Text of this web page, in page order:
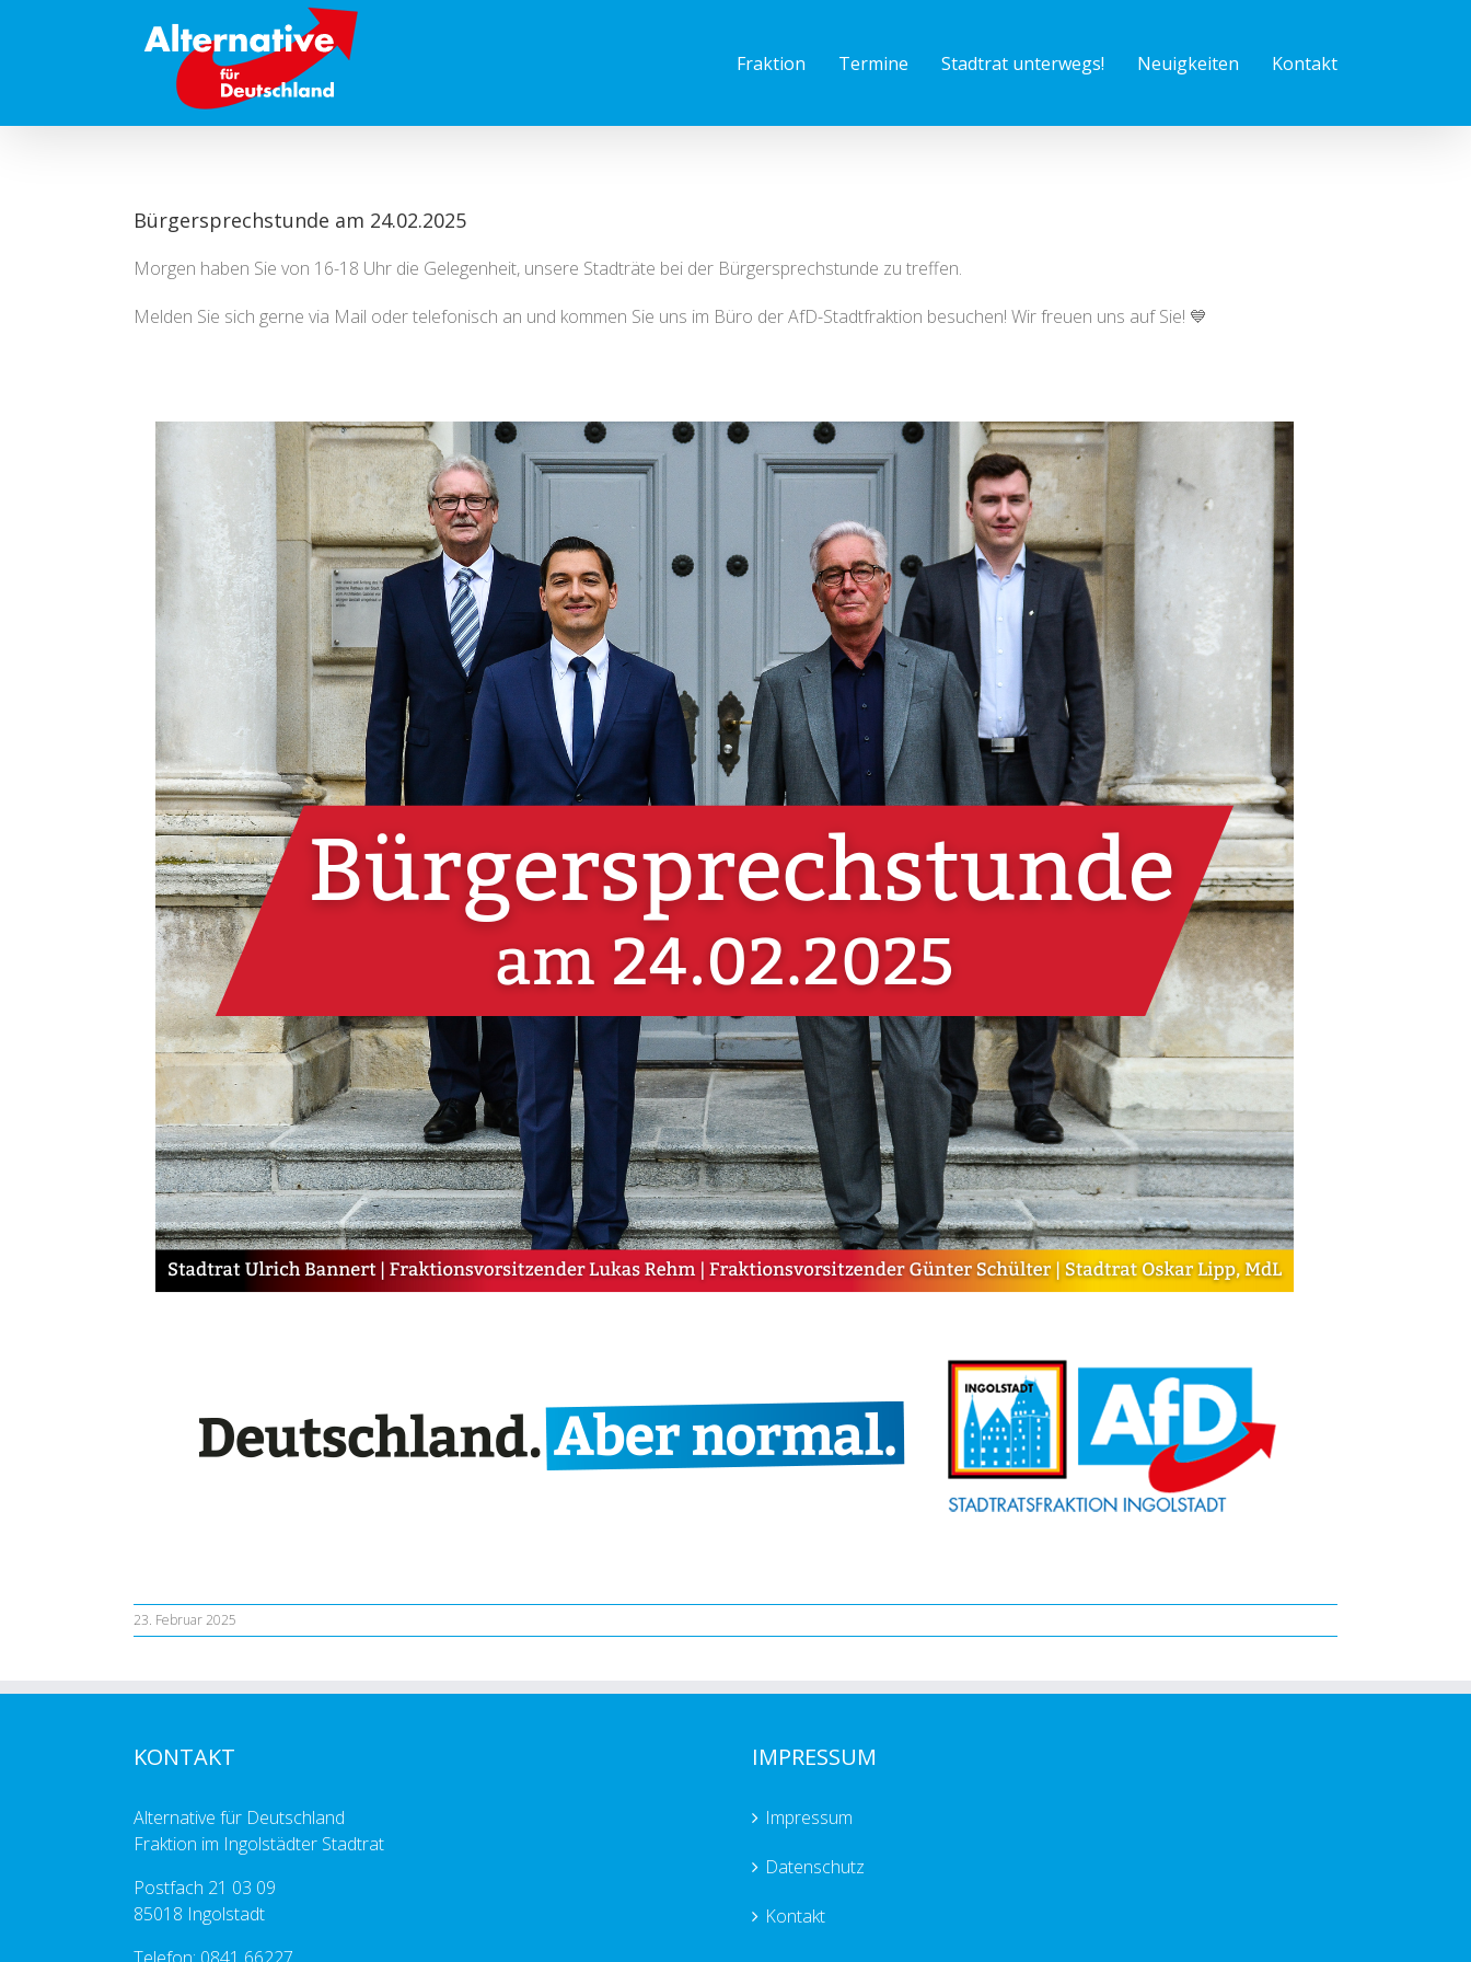
Fraktion Termine Stadtrat unterwegs! Neuigkeiten Kontakt
Bürgersprechstunde am 24.02.2025
Morgen haben Sie von 16-18 Uhr die Gelegenheit, unsere Stadträte bei der Bürgersprechstunde zu treffen.
Melden Sie sich gerne via Mail oder telefonisch an und kommen Sie uns im Büro der AfD-Stadtfraktion besuchen! Wir freuen uns auf Sie! 💙
23. Februar 2025
KONTAKT
Alternative für Deutschland
Fraktion im Ingolstädter Stadtrat
Postfach 21 03 09
85018 Ingolstadt
IMPRESSUM
Impressum
Datenschutz
Kontakt